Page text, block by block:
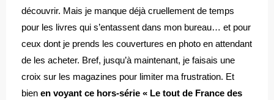
découvrir. Mais je manque déjà cruellement de temps
pour les livres qui s’entassent dans mon bureau… et pour
ceux dont je prends les couvertures en photo en attendant
de les acheter. Bref, jusqu’à maintenant, je faisais une
croix sur les magazines pour limiter ma frustration. Et
bien en voyant ce hors-série « Le tout de France des